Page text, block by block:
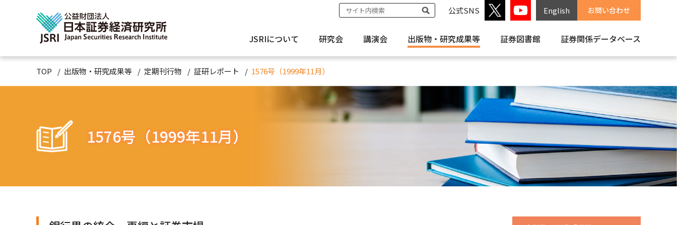
公式SNS English お問い合わせ
JSRIについて 研究会 講演会 出版物・ 研究成果等 証券図書館 証券関係データベース
TOP 出版物・研究成果等 定期刊行物 証研レポート 1576号（1999年11月）
1576号（1999年11月）